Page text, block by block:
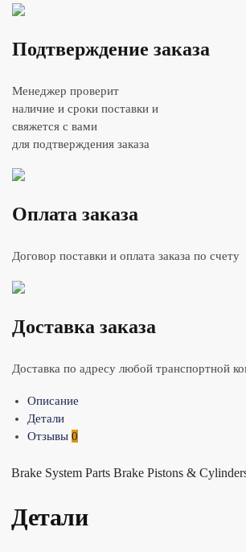
Подтверждение заказа
Менеджер проверит
наличие и сроки поставки и
свяжется с вами
для подтверждения заказа
Оплата заказа
Договор поставки и оплата заказа по счету
Доставка заказа
Доставка по адресу любой транспортной
Описание
Детали
Отзывы 0
Brake System Parts Brake Pistons &
Детали